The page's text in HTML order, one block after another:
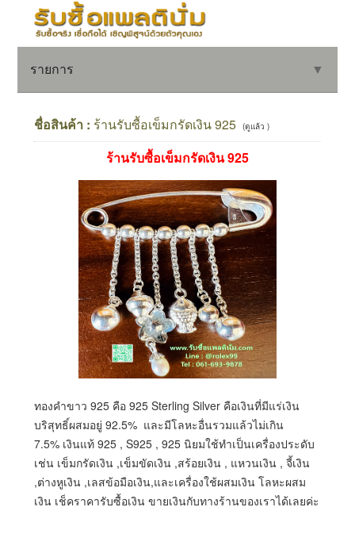
รายการ ▼
ชื่อสินค้า : ร้านรับซื้อเข็มกรัดเงิน 925 (ดูแล้ว )
ร้านรับซื้อเข็มกรัดเงิน 925
ทองคำขาว 925 คือ 925 Sterling Silver คือเงินที่มีแร่เงิน
บริสุทธิ์ผสมอยู่ 92.5% และมีโลหะอื่นรวมแล้วไม่เกิน
7.5% เงินแท้ 925 , S925 , 925 นิยมใช้ทำเป็นเครื่องประดับ
เช่น เข็มกรัดเงิน ,เข็มขัดเงิน ,สร้อยเงิน , แหวนเงิน , จี้เงิน
,ต่างหูเงิน ,เลสข้อมือเงิน,และเครื่องใช้ผสมเงิน โลหะผสม
เงิน เช็คราคารับซื้อเงิน ขายเงินกับทางร้านของเราได้เลยค่ะ